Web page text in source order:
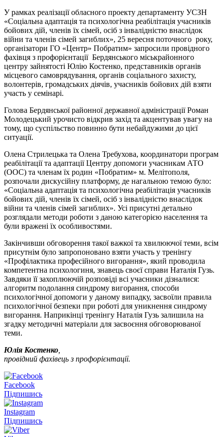
У рамках реалізації обласного проекту департаменту УСЗН
«Соціальна адаптація та психологічна реабілітація учасників
бойових дій, членів їх сімей, осіб з інвалідністю внаслідок
війни та членів сімей загиблих», 25 вересня поточного року,
організатори ГО «Центр» Побратим» запросили провідного
фахівця з профорієнтації Бердянського міськрайонного
центру зайнятості Юлію Костенко, представників органів
місцевого самоврядування, органів соціального захисту,
волонтерів, громадських діячів, учасників бойових дій взяти
участь у семінарі.
Голова Бердянської районної державної адміністрації Роман
Молодецький урочисто відкрив захід та акцентував увагу на
тому, що суспільство повинно бути небайдужими до цієї
ситуації.
Олена Стрилецька та Олена Требухова, координатори програм
реабілітації та адаптації Центру допомоги учасникам АТО
(ООС) та членам їх родин «Побратим» м. Мелітополя,
розпочали дискусійну платформу, де нагальною темою було:
«Соціальна адаптація та психологічна реабілітація учасників
бойових дій, членів їх сімей, осіб з інвалідністю внаслідок
війни та членів сімей загиблих». Усі присутні детально
розглядали методи роботи з даною категорією населення та
були вражені їх особливостями.
Закінчивши обговорення такої важкої та хвилюючої теми, всім
присутнім було запропоновано взяти участь у тренінгу
«Профілактика професійного вигорання», який проводила
компетентна психологиня, знавець своєї справи Наталія Гузь.
Завдяки її захоплюючій розповіді всі учасники дізналися:
алгоритм подолання синдрому вигорання, способи
психологічної допомоги у даному випадку, засвоїли правила
психологічної безпеки при роботі для уникнення синдрому
вигорання. Наприкінці тренінгу Наталія Гузь залишила на
згадку методичні матеріали для засвоєння обговорюваної
теми.
Юлія Костенко
провідний фахівець з профорієнтації.
Facebook
Підпишись
Instagram
Підпишись